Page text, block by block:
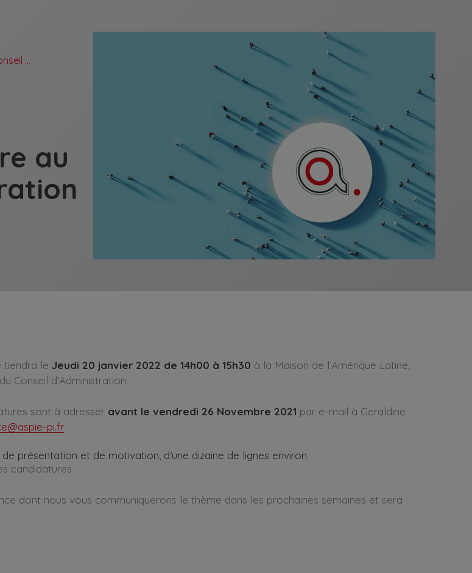
Appel à candidature au Conseil d’Administration de l’ASPI
au
tiendra le Jeudi 20 janvier 2022 de 14h00 à 15h30 à la Maison de l’Amérique Latine,
Conseil d’Administration.
sont à adresser avant le vendredi 26 Novembre 2021 par e-mail à Geraldine
pi.fr .
présentation et de motivation, d’une dizaine de lignes environ.
candidatures.
dont nous vous communiquerons le thème dans les prochaines semaines et sera